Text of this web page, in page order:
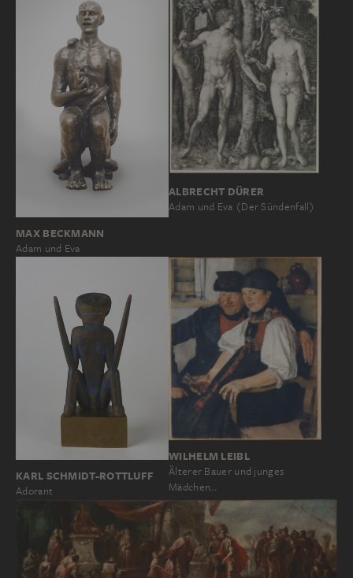
MAX BECKMANN
Adam und Eva
ALBRECHT DÜRER
Adam und Eva (Der Sündenfall)
KARL SCHMIDT-ROTTLUFF
Adorant
WILHELM LEIBL
Älterer Bauer und junges
Mädchen…